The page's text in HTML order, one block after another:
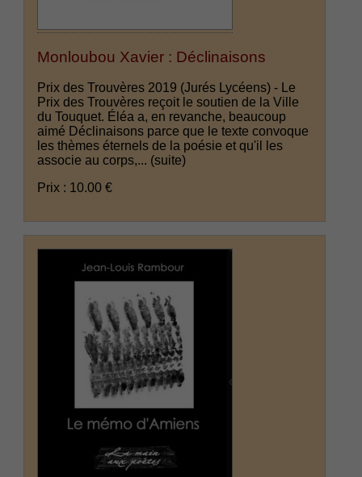
Monloubou Xavier : Déclinaisons
Prix des Trouvères 2019 (Jurés Lycéens) - Le
Prix des Trouvères reçoit le soutien de la Ville
du Touquet. Éléa a, en revanche, beaucoup
aimé Déclinaisons parce que le texte convoque
les thèmes éternels de la poésie et qu'il les
associe au corps,... (suite)
Prix : 10.00 €